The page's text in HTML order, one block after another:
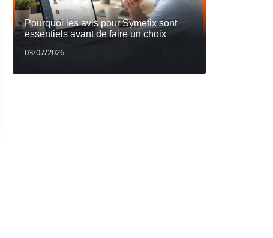
Pourquoi les avis pour Symetix sont
essentiels avant de faire un choix
03/07/2026